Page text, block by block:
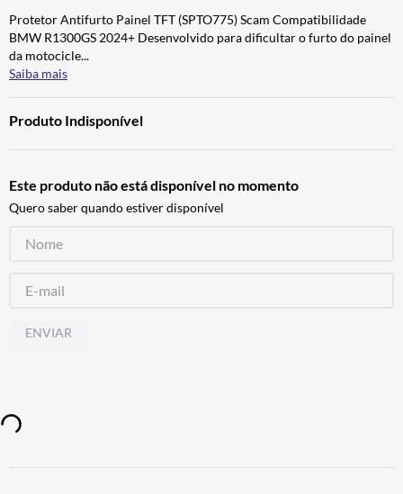
Protetor Antifurto Painel TFT (SPTO775) Scam Compatibilidade
BMW R1300GS 2024+ Desenvolvido para dificultar o furto do painel
da motocicle...
Saiba mais
Produto Indisponível
Este produto não está disponível no momento
Quero saber quando estiver disponível
ENVIAR
7º ALPINESTAR
8º AIROH
9º CALÇA
10º BOTAS